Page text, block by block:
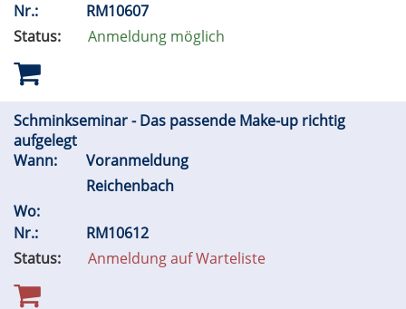
Nr.:
RM10607
Status:
Anmeldung möglich
Schminkseminar - Das passende Make-up richtig
aufgelegt
Wann:
Voranmeldung
Reichenbach
Wo:
Nr.:
RM10612
Status:
Anmeldung auf Warteliste